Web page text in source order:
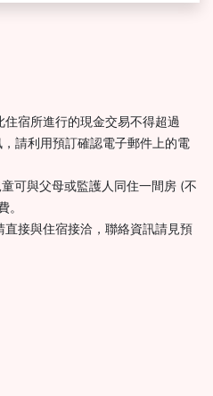
宿所進行的現金交易不得超過
請利用預訂確認電子郵件上的電
可與父母或監護人同住一間房 (不
。
直接與住宿接洽，聯絡資訊請見預